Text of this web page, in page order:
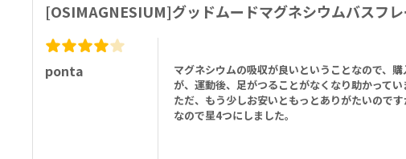
[OSIMAGNESIUM]グッドムードマグネシウムバスフ
ponta
マグネシウムの吸収が良いということなので、
が、運動後、足がつることがなくなり助かってい
ただ、もう少しお安いともっとありがたいので
なので星4つにしました。